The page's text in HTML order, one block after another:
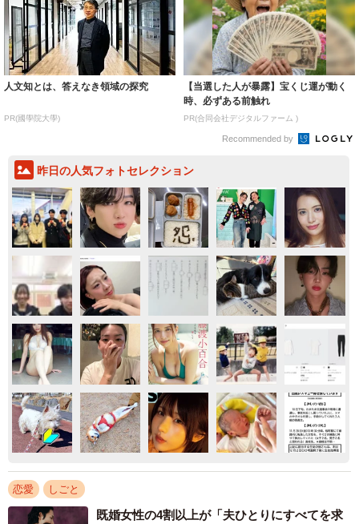
人文知とは、答えなき領域の探究
PR(國學院大學)
【当選した人が暴露】宝くじ運が動く
時、必ずある前触れ
PR(合同会社デジタルファーム )
Recommended by
昨日の人気フォトセレクション
恋愛 しごと
既婚女性の4割以上が「夫ひとりにすべてを求